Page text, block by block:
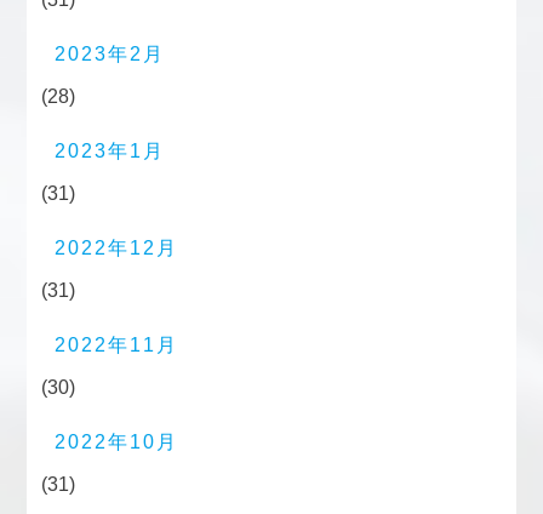
2023年2月
(28)
2023年1月
(31)
2022年12月
(31)
2022年11月
(30)
2022年10月
(31)